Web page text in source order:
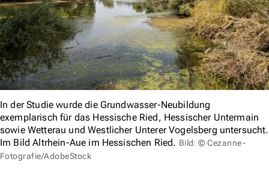
In der Studie wurde die Grundwasser-Neubildung
exemplarisch für das Hessische Ried, Hessischer Untermain
sowie Wetterau und Westlicher Unterer Vogelsberg untersucht.
Im Bild Altrhein-Aue im Hessischen Ried. Bild: © Cezanne-
Fotografie/AdobeStock